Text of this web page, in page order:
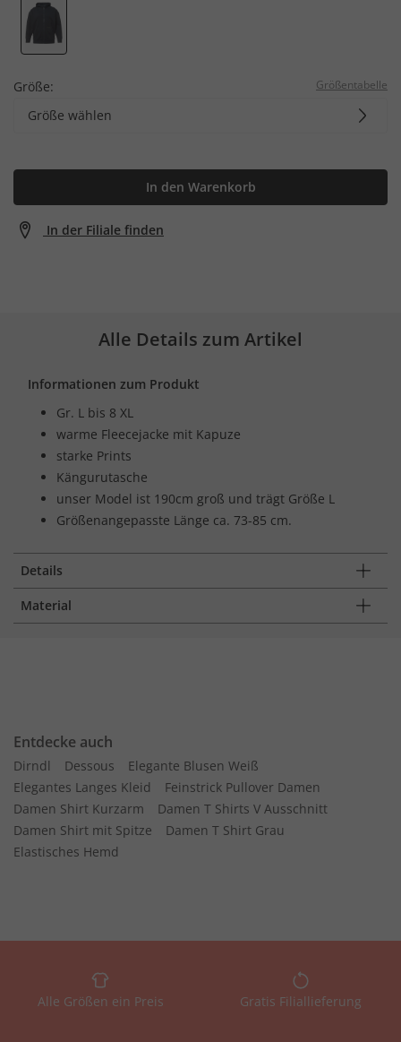
Größe: Größentabelle
Größe wählen
In den Warenkorb
In der Filiale finden
Alle Details zum Artikel
Informationen zum Produkt
Gr. L bis 8 XL
warme Fleecejacke mit Kapuze
starke Prints
Kängurutasche
unser Model ist 190cm groß und trägt Größe L
Größenangepasste Länge ca. 73-85 cm.
Details
Material
Entdecke auch
Dirndl Dessous
Elegante Blusen Weiß
Elegantes Langes Kleid
Feinstrick Pullover Damen
Damen Shirt Kurzarm
Damen T Shirts V Ausschnitt
Damen Shirt mit Spitze
Damen T Shirt Grau
Elastisches Hemd
Alle Größen ein Preis Gratis Filiallieferung